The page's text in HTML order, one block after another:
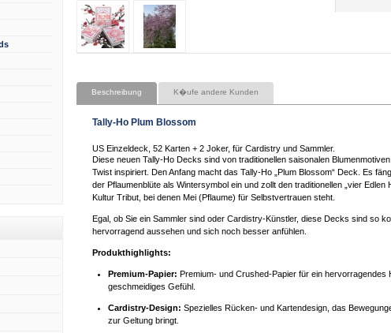
Beschreibung K�ufe andere Kunden
Tally-Ho Plum Blossom
US Einzeldeck, 52 Karten + 2 Joker, für Cardistry und Sammler.
Diese neuen Tally-Ho Decks sind von traditionellen saisonalen
Twist inspiriert. Den Anfang macht das Tally-Ho „Plum Blossom“ Deck. Es
der Pflaumenblüte als Wintersymbol ein und zollt den traditionellen „vier Edlen
Kultur Tribut, bei denen Mei (Pflaume) für Selbstvertrauen steht.
Egal, ob Sie ein Sammler sind oder Cardistry-Künstler, diese Decks sind so
hervorragend aussehen und sich noch besser anfühlen.
Produkthighlights:
Premium-Papier: Premium- und Crushed-Papier für ein hervorragendes
geschmeidiges Gefühl.
Cardistry-Design: Spezielles Rücken- und Kartendesign, das
zur Geltung bringt.